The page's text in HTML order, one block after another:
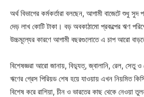
অর্থ বিভাগের কর্মকর্তারা বলছেন, আগামী বাজেটে শুধু সুদ
দেড় লাখ কোটি টাকা। বড় অবকাঠামো প্রকল্পের ঋণ
উচ্চমূল্যের কারণে আগামী বছরগুলোতে এ চাপ আরো
বিশেষজ্ঞরা আরো জানায়, বিদ্যুত্, জ্বালানি, রেল, সেতু
ঋণের গ্রেস পিরিয়ড শেষ হয়ে যাওয়ায় এখন নিয়মিত
বিশেষ করে রাশিয়া, চীন ও ভারতের কাছ থেকে নেওয়া